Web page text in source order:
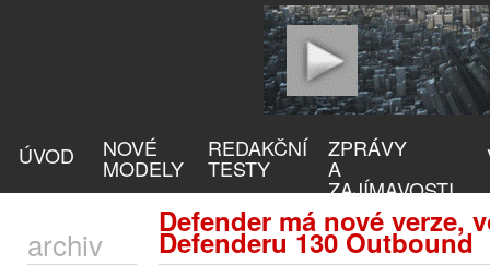
ÚVOD NOVÉ
MODELY
REDAKČNÍ
TESTY
ZPRÁVY
A
ZAJÍMAVOSTI
Defender má nové verze,
Defenderu 130 Outbound
archiv